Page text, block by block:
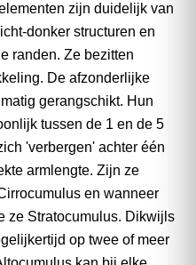
zijn duidelijk van
donker structuren en
randen. Ze bezitten
De afzonderlijke
gerangschikt. Hun
tussen de 1 en de 5
'verbergen' achter één
armlengte. Zijn ze
en wanneer
ze Stratocumulus. Dikwijls
op twee of meer